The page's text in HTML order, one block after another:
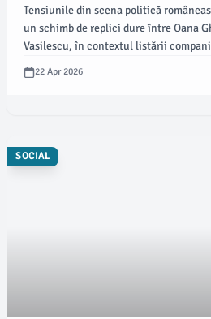
Tensiunile din scena politică
un schimb de replici dure între Oana
Vasilescu, în contextul listării
Potrivit stiridecluj.ro, conflictul a
eveniment organizat de PSD, unde
22 Apr 2026
SOCIAL